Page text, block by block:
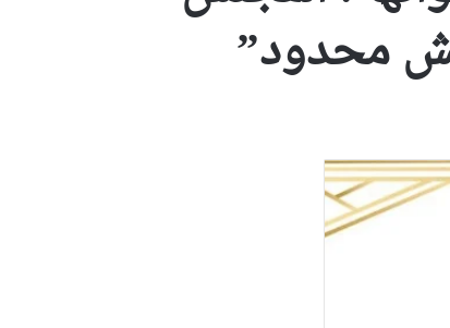
محدود”